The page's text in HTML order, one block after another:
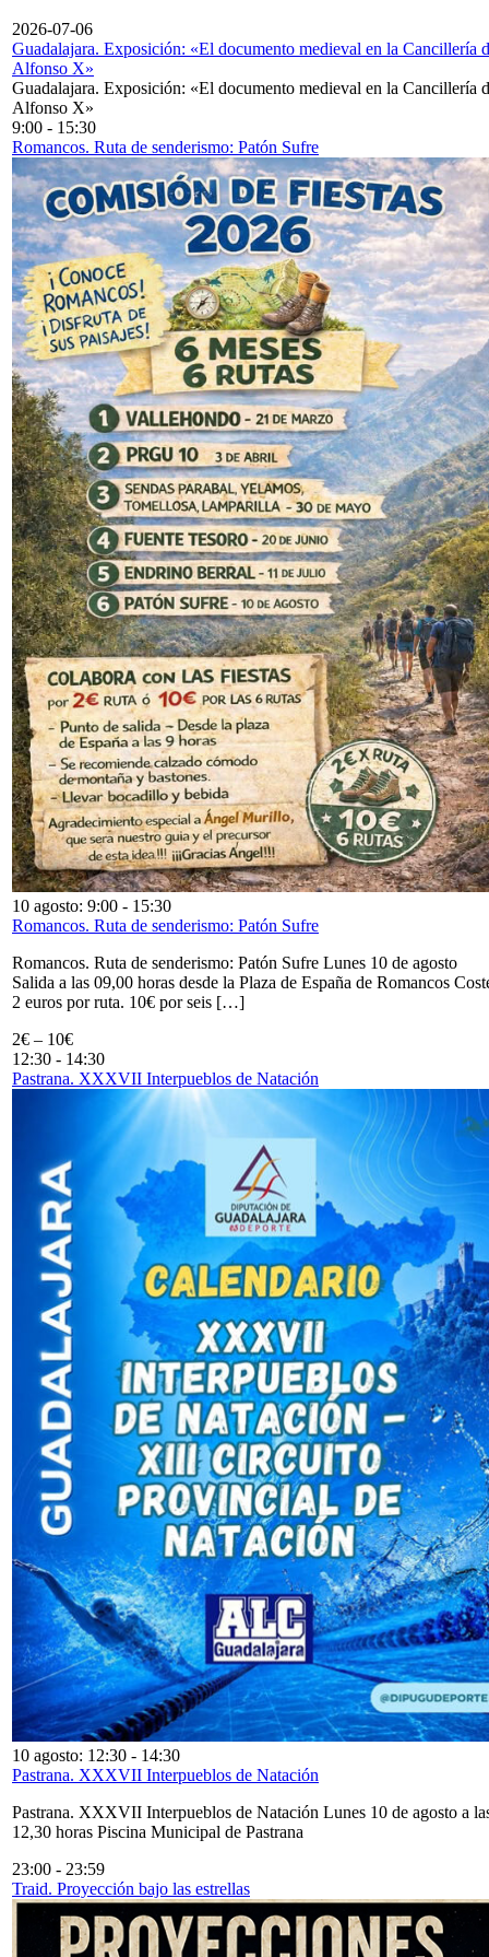
2026-07-06
Guadalajara. Exposición: «El documento medieval en la Cancillería
Alfonso X»
Guadalajara. Exposición: «El documento medieval en la Cancillería
Alfonso X»
9:00 - 15:30
Romancos. Ruta de senderismo: Patón Sufre
10 agosto: 9:00 - 15:30
Romancos. Ruta de senderismo: Patón Sufre
Romancos. Ruta de senderismo: Patón Sufre Lunes 10 de agosto
Salida a las 09,00 horas desde la Plaza de España de Romancos
2 euros por ruta. 10€ por seis […]
2€ – 10€
12:30 - 14:30
Pastrana. XXXVII Interpueblos de Natación
10 agosto: 12:30 - 14:30
Pastrana. XXXVII Interpueblos de Natación
Pastrana. XXXVII Interpueblos de Natación Lunes 10 de agosto a
12,30 horas Piscina Municipal de Pastrana
23:00 - 23:59
Traid. Proyección bajo las estrellas